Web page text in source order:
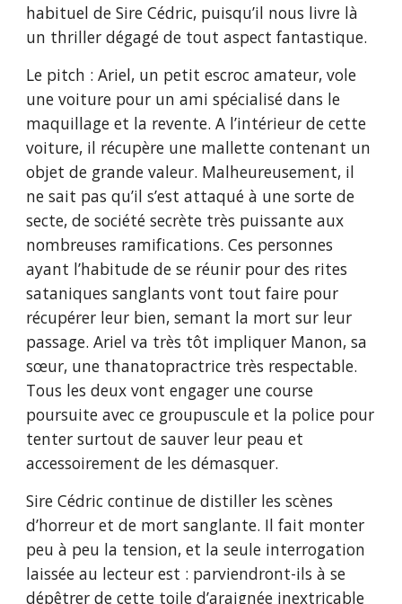
habituel de Sire Cédric, puisqu’il nous livre là
un thriller dégagé de tout aspect fantastique.
Le pitch : Ariel, un petit escroc amateur, vole
une voiture pour un ami spécialisé dans le
maquillage et la revente. A l’intérieur de cette
voiture, il récupère une mallette contenant un
objet de grande valeur. Malheureusement, il
ne sait pas qu’il s’est attaqué à une sorte de
secte, de société secrète très puissante aux
nombreuses ramifications. Ces personnes
ayant l’habitude de se réunir pour des rites
sataniques sanglants vont tout faire pour
récupérer leur bien, semant la mort sur leur
passage. Ariel va très tôt impliquer Manon, sa
sœur, une thanatopractrice très respectable.
Tous les deux vont engager une course
poursuite avec ce groupuscule et la police pour
tenter surtout de sauver leur peau et
accessoirement de les démasquer.
Sire Cédric continue de distiller les scènes
d’horreur et de mort sanglante. Il fait monter
peu à peu la tension, et la seule interrogation
laissée au lecteur est : parviendront-ils à se
dépêtrer de cette toile d’araignée inextricable